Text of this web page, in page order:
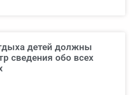
детей должны
сведения обо всех